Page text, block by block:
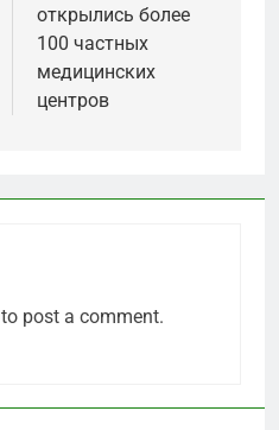
открылись более
100 частных
медицинских
центров
to post a comment.